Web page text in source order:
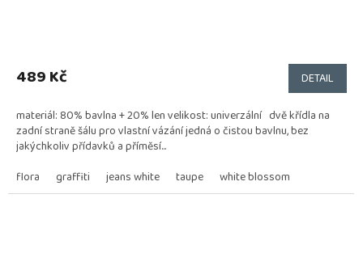
produktu
z
5
hvězdiček.
489 Kč DETAIL
materiál: 80% bavlna + 20% len velikost: univerzální dvě křídla na
zadní straně šálu pro vlastní vázání jedná o čistou bavlnu, bez
jakýchkoliv přídavků a příměsí...
flora
graffiti jeans white taupe white blossom